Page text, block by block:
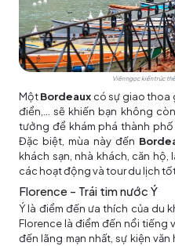
Viên ngọc kiến trúc
MộtBordeaux có sự giao thoa
điển,... sẽ khiến bạn không
tưởng để khám phá thành
Đặc biệt, mùa này đến
khách sạn, nhà khách, căn
các hoạt động và tour du lịch
Florence – Trái tim nước Ý
Ý là điểm đến ưa thích của du
Florence là điểm đến nổi tiếng
đến lãng mạn nhất, sự kiện